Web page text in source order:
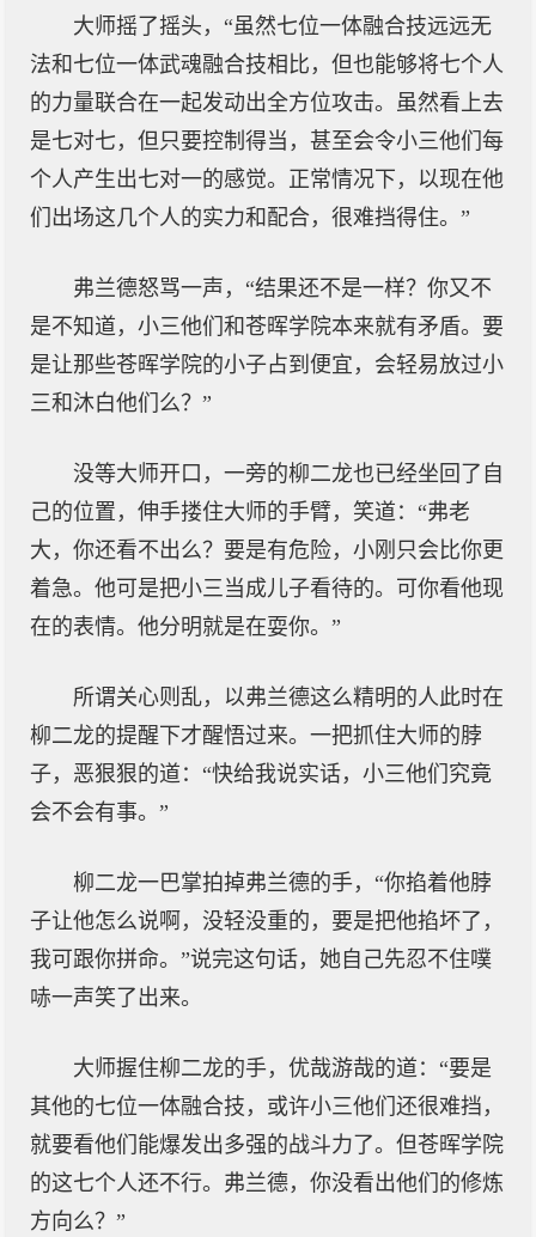
大师摇了摇头，“虽然七位一体融合技远远无
法和七位一体武魂融合技相比，但也能够将七个人
的力量联合在一起发动出全方位攻击。虽然看上去
是七对七，但只要控制得当，甚至会令小三他们每
个人产生出七对一的感觉。正常情况下，以现在他
们出场这几个人的实力和配合，很难挡得住。”
弗兰德怒骂一声，“结果还不是一样？你又不
是不知道，小三他们和苍晖学院本来就有矛盾。要
是让那些苍晖学院的小子占到便宜，会轻易放过小
三和沐白他们么？”
没等大师开口，一旁的柳二龙也已经坐回了自
己的位置，伸手搂住大师的手臂，笑道：“弗老
大，你还看不出么？要是有危险，小刚只会比你更
着急。他可是把小三当成儿子看待的。可你看他现
在的表情。他分明就是在耍你。”
所谓关心则乱，以弗兰德这么精明的人此时在
柳二龙的提醒下才醒悟过来。一把抓住大师的脖
子，恶狠狠的道：“快给我说实话，小三他们究竟
会不会有事。”
柳二龙一巴掌拍掉弗兰德的手，“你掐着他脖
子让他怎么说啊，没轻没重的，要是把他掐坏了，
我可跟你拼命。”说完这句话，她自己先忍不住噗
哧一声笑了出来。
大师握住柳二龙的手，优哉游哉的道：“要是
其他的七位一体融合技，或许小三他们还很难挡，
就要看他们能爆发出多强的战斗力了。但苍晖学院
的这七个人还不行。弗兰德，你没看出他们的修炼
方向么？”